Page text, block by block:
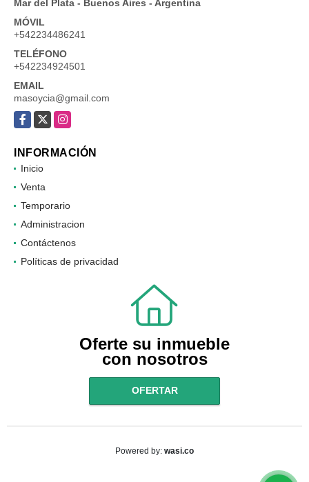
Mar del Plata - Buenos Aires - Argentina
MÓVIL
+542234486241
TELÉFONO
+542234924501
EMAIL
masoycia@gmail.com
Facebook
X Instagram
INFORMACIÓN
Inicio
Venta
Temporario
Administracion
Contáctenos
Políticas de privacidad
Oferte su inmueble
con nosotros
OFERTAR
Powered by: wasi.co